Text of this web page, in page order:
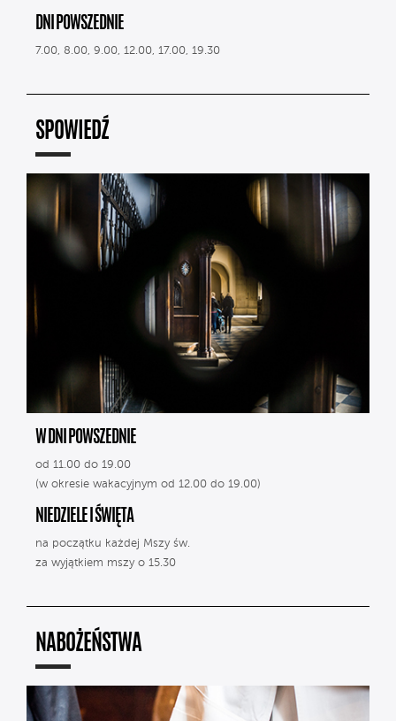
DNI POWSZEDNIE
7.00, 8.00, 9.00, 12.00, 17.00, 19.30
SPOWIEDŹ
W DNI POWSZEDNIE
od 11.00 do 19.00
(w okresie wakacyjnym od 12.00 do 19.00)
NIEDZIELE I ŚWIĘTA
na początku każdej Mszy św.
za wyjątkiem mszy o 15.30
NABOŻEŃSTWA